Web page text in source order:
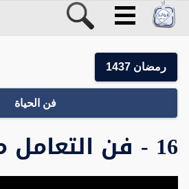
رمضان 1437
فن الحياة
16 - فن التعامل مع القرآن